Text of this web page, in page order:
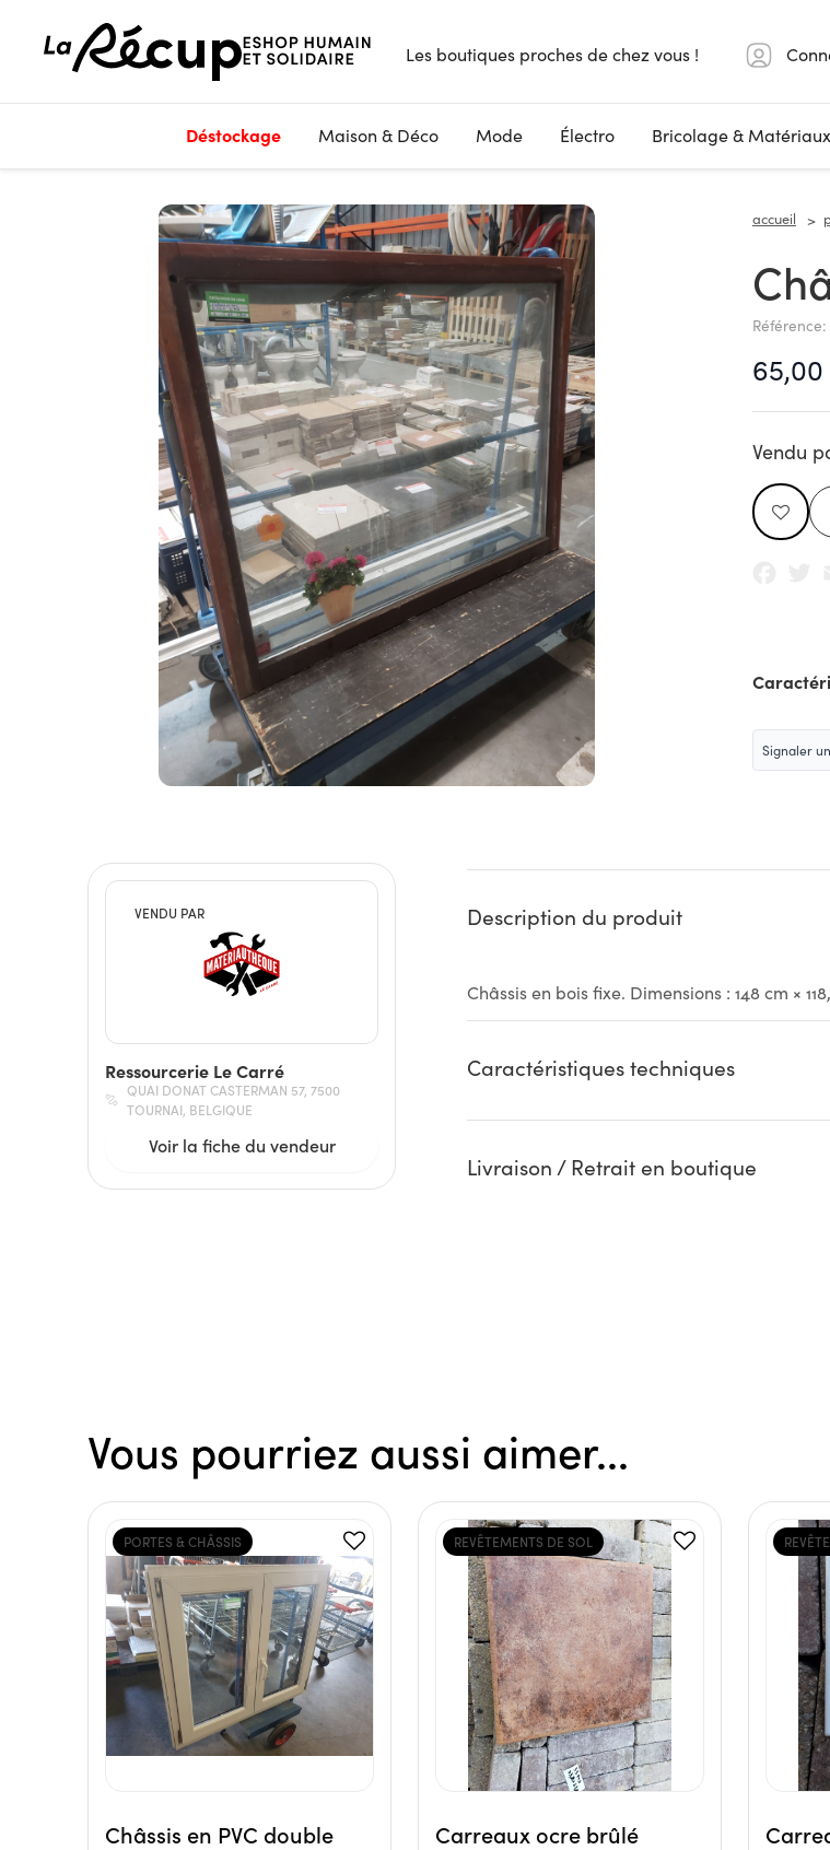
Les boutiques proches de chez vous !
Déstockage Maison & Déco Mode Électro Bricolage & Matériaux
accueil
Référence:
Vendu
Signaler
VENDU PAR
Ressourcerie Le Carré
QUAI DONAT CASTERMAN 57, 7500
TOURNAI, BELGIQUE
Voir la fiche du vendeur
Description du produit
Châssis en bois fixe. Dimensions : 148 cm ×
Caractéristiques techniques
Livraison / Retrait en boutique
Vous pourriez aussi aimer...
PORTES & CHÂSSIS
Châssis en PVC double
REVÊTEMENTS DE SOL
Carreaux ocre brûlé